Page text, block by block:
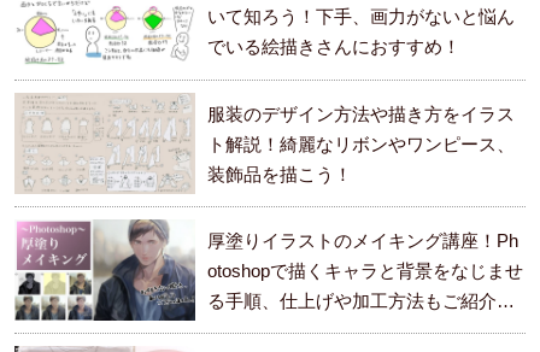
いて知ろう！下手、画力がないと悩ん
でいる絵描きさんにおすすめ！
服装のデザイン方法や描き方をイラス
ト解説！綺麗なリボンやワンピース、
装飾品を描こう！
厚塗りイラストのメイキング講座！Ph
otoshopで描くキャラと背景をなじませ
る手順、仕上げや加工方法もご紹介し
ます。